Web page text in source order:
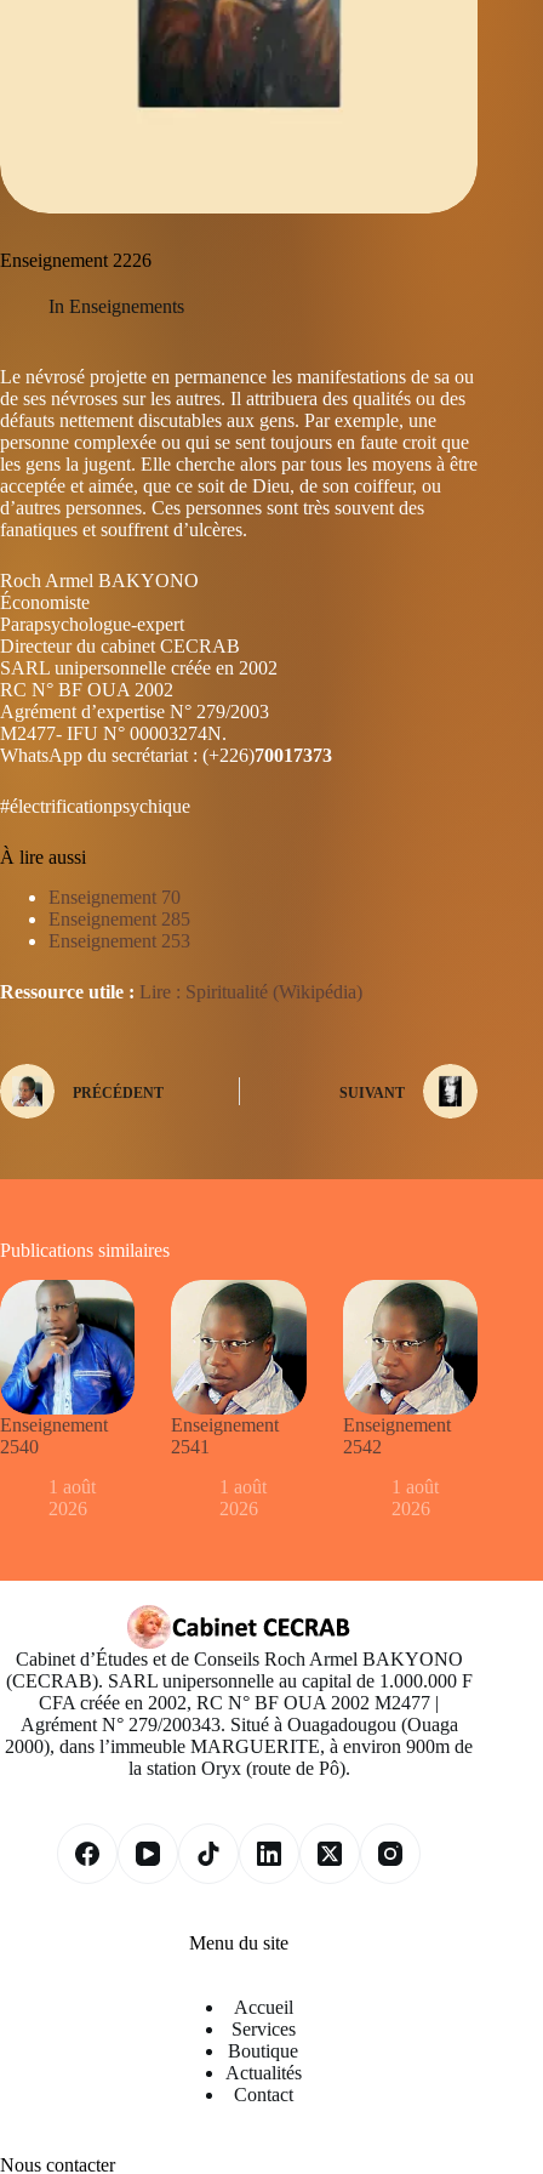
Enseignement 2226
In Enseignements
Le névrosé projette en permanence les manifestations de sa ou
de ses névroses sur les autres. Il attribuera des qualités ou des
défauts nettement discutables aux gens. Par exemple, une
personne complexée ou qui se sent toujours en faute croit que
les gens la jugent. Elle cherche alors par tous les moyens à être
acceptée et aimée, que ce soit de Dieu, de son coiffeur, ou
d’autres personnes. Ces personnes sont très souvent des
fanatiques et souffrent d’ulcères.
Roch Armel BAKYONO
Économiste
Parapsychologue-expert
Directeur du cabinet CECRAB
SARL unipersonnelle créée en 2002
RC N° BF OUA 2002
Agrément d’expertise N° 279/2003
M2477- IFU N° 00003274N.
WhatsApp du secrétariat : (+226)70017373
#électrificationpsychique
À lire aussi
Enseignement 70
Enseignement 285
Enseignement 253
Ressource utile : Lire : Spiritualité (Wikipédia)
PRÉCÉDENT SUIVANT
Publications similaires
Enseignement
2540
1 août
2026
Enseignement
2541
1 août
2026
Enseignement
2542
1 août
2026
Cabinet d’Études et de Conseils Roch Armel BAKYONO
(CECRAB). SARL unipersonnelle au capital de 1.000.000 F
CFA créée en 2002, RC N° BF OUA 2002 M2477 |
Agrément N° 279/200343. Situé à Ouagadougou (Ouaga
2000), dans l’immeuble MARGUERITE, à environ 900m de
la station Oryx (route de Pô).
Menu du site
Accueil
Services
Boutique
Actualités
Contact
Nous contacter